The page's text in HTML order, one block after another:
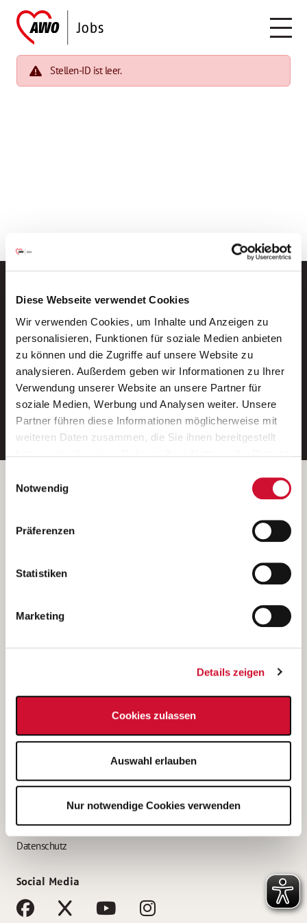
Diese Webseite verwendet Cookies
Wir verwenden Cookies, um Inhalte und Anzeigen zu
personalisieren, Funktionen für soziale Medien anbieten
zu können und die Zugriffe auf unsere Website zu
analysieren. Außerdem geben wir Informationen zu Ihrer
Verwendung unserer Website an unsere Partner für
soziale Medien, Werbung und Analysen weiter. Unsere
Partner führen diese Informationen möglicherweise mit
weiteren Daten zusammen, die Sie ihnen bereitgestellt
Wenn Sie auf „Cookies zulassen“ klicken, so stimmen
Sie der Speicherung sämtlicher Cookies zu. Sie können
Ihre Einwilligung selbstverständlich jederzeit widerrufen,
indem Sie die Cookie-Einstellungen aufrufen und diese
unsererDatenschutzerklärung
Notwendig
Präferenzen
Statistiken
Marketing
Details zeigen
Cookies zulassen
Auswahl erlauben
Nur notwendige Cookies verwenden
Stellen-ID ist leer.
Neue Stellen per E-Mail.
Ein kostenloser Service von AWO
Jobs.
E-Mail-Adresse eintragen
Betreiber der Webseite
Kantstraße 45a
(Ein Tochterunternehmen des AWO Bezirksverbandes Unterfranken
e.V.)
Bewerbung als Altenpflegehelfer*in
Bewerbung als Erzieher*in
AWO Gliederungen nach Bundesland
Impressum
Datenschutz
Social Media